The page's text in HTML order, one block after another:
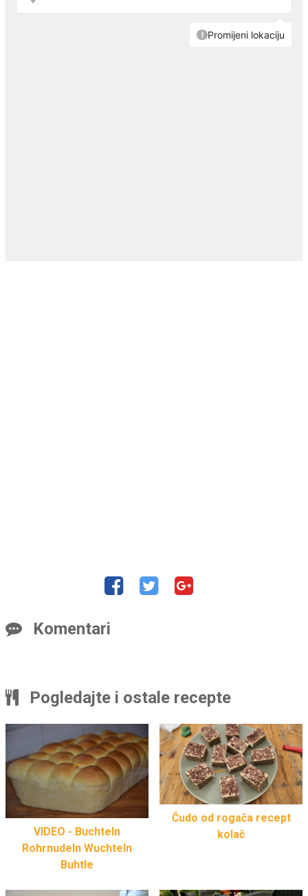
Komentari
Pogledajte i ostale recepte
VIDEO - Buchteln
Rohrnudeln Wuchteln
Buhtle
Čudo od rogača recept
kolač